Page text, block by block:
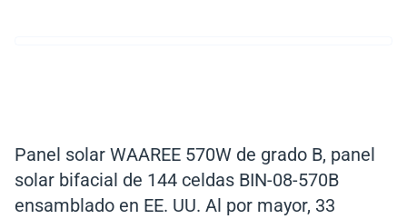
Panel solar WAAREE 570W de grado B, panel
solar bifacial de 144 celdas BIN-08-570B
ensamblado en EE. UU. Al por mayor, 33